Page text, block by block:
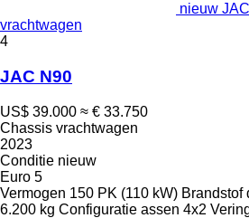
nieuw
vrachtwagen
4
JAC N90
US$ 39.000 ≈ € 33.750
Chassis vrachtwagen
2023
Conditie nieuw
Euro 5
Vermogen 150 PK (110 kW) Brandstof
6.200 kg Configuratie assen 4x2